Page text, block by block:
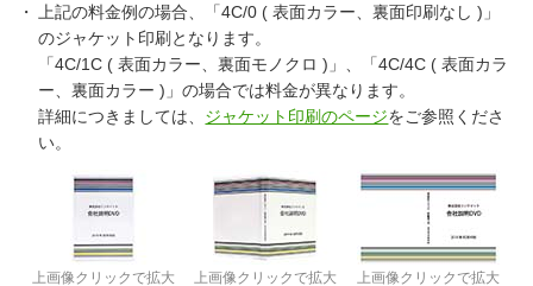
上記の料金例の場合、「4C/0 ( 表面カラー、裏面印刷なし )」
のジャケット印刷となります。
「4C/1C ( 表面カラー、裏面モノクロ )」、「4C/4C ( 表面カラ
ー、裏面カラー )」の場合では料金が異なります。
詳細につきましては、 ジャケット印刷のページをご参照くださ
い。
上画像クリックで拡大 上画像クリックで拡大 上画像クリックで拡大